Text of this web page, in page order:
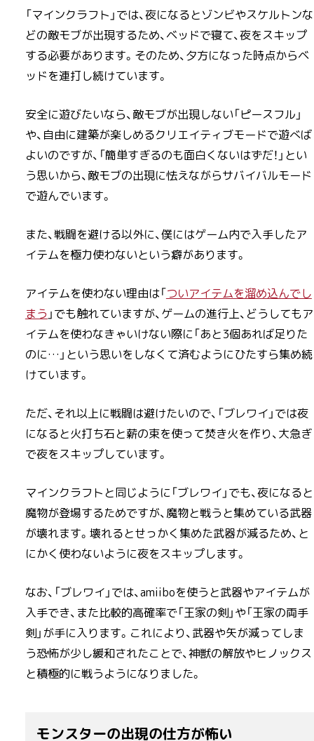
「マインクラフト」では、夜になるとゾンビやスケルトンな
どの敵モブが出現するため、ベッドで寝て、夜をスキップ
する必要があります。そのため、夕方になった時点からベ
ッドを連打し続けています。
安全に遊びたいなら、敵モブが出現しない「ピースフル」
や、自由に建築が楽しめるクリエイティブモードで遊べば
よいのですが、「簡単すぎるのも面白くないはずだ！」とい
う思いから、敵モブの出現に怯えながらサバイバルモード
で遊んでいます。
また、戦闘を避ける以外に、僕にはゲーム内で入手したア
イテムを極力使わないという癖があります。
アイテムを使わない理由は「ついアイテムを溜め込んでし
まう 」でも触れていますが、ゲームの進行上、どうしてもア
イテムを使わなきゃいけない際に「あと3個あれば足りた
のに…」という思いをしなくて済むようにひたすら集め続
けています。
ただ、それ以上に戦闘は避けたいので、「ブレワイ」では夜
になると火打ち石と薪の束を使って焚き火を作り、大急ぎ
で夜をスキップしています。
マインクラフトと同じように「ブレワイ」でも、夜になると
魔物が登場するためですが、魔物と戦うと集めている武器
が壊れます。壊れるとせっかく集めた武器が減るため、と
にかく使わないように夜をスキップします。
なお、「ブレワイ」では、amiiboを使うと武器やアイテムが
入手でき、また比較的高確率で「王家の剣」や「王家の両手
剣」が手に入ります。これにより、武器や矢が減ってしま
う恐怖が少し緩和されたことで、神獣の解放やヒノックス
と積極的に戦うようになりました。
モンスターの出現の仕方が怖い